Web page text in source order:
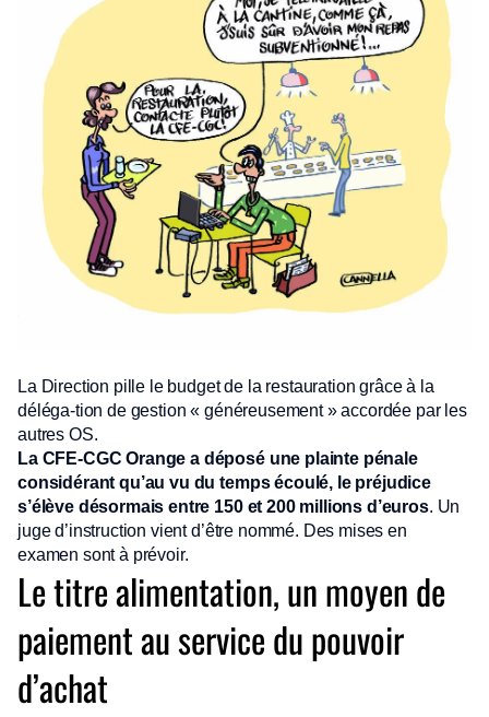
La Direction pille le budget de la restauration grâce à la
déléga-tion de gestion « généreusement » accordée par les
autres OS.
La CFE-CGC Orange a déposé une plainte pénale
considérant qu’au vu du temps écoulé, le préjudice
s’élève désormais entre 150 et 200 millions d’euros. Un
juge d’instruction vient d’être nommé. Des mises en
examen sont à prévoir.
Le titre alimentation, un moyen de
paiement au service du pouvoir
d’achat